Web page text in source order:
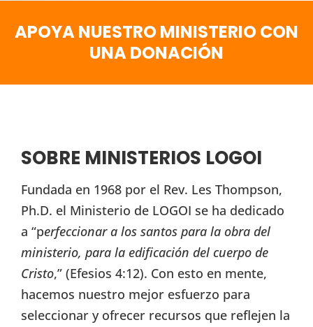
APOYA NUESTRO MINISTERIO CON
UNA DONACIÓN
SOBRE MINISTERIOS LOGOI
Fundada en 1968 por el Rev. Les Thompson,
Ph.D. el Ministerio de LOGOI se ha dedicado
a “perfeccionar a los santos para la obra del
ministerio, para la edificación del cuerpo de
Cristo,” (Efesios 4:12). Con esto en mente,
hacemos nuestro mejor esfuerzo para
seleccionar y ofrecer recursos que reflejen la